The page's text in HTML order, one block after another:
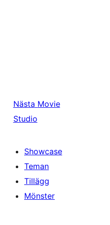
Nästa Movie
Studio
Showcase
Teman
Tillägg
Mönster